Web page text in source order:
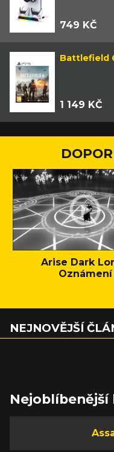
749 KČ
Battlefield
1 149 KČ
Arise Dark
Oznámení
NEJNOVĚJŠÍ
Nejoblíbenější